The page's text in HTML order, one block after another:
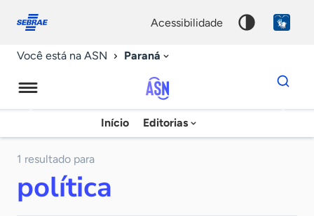
conosco
acessibilidade
Você está na ASN Paraná
Agência
Sebrae
Início Editorias
Dados
para
chave
1 resultado para
política